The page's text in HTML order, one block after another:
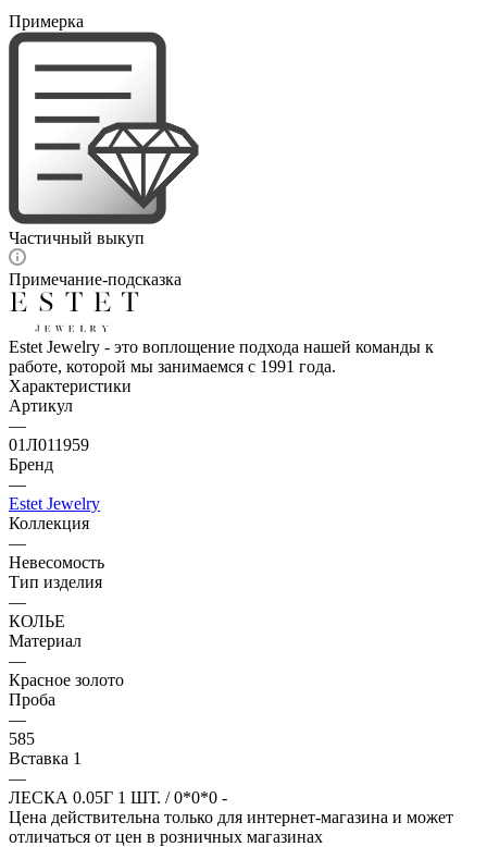
Примерка
Частичный выкуп
Примечание-подсказка
Estet Jewelry - это воплощение подхода нашей команды к
работе, которой мы занимаемся с 1991 года.
Характеристики
Артикул
—
01Л011959
Бренд
—
Estet Jewelry
Коллекция
—
Невесомость
Тип изделия
—
КОЛЬЕ
Материал
—
Красное золото
Проба
—
585
Вставка 1
—
ЛЕСКА 0.05Г 1 ШТ. / 0*0*0 -
Цена действительна только для интернет-магазина и может
отличаться от цен в розничных магазинах